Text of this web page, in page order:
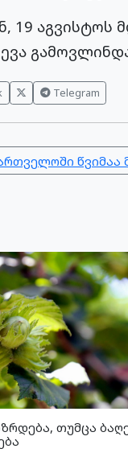
19
Telegram
თუმცა